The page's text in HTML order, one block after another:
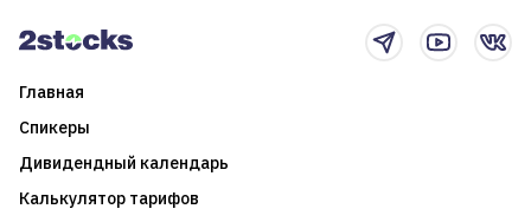
Главная
Спикеры
Дивидендный календарь
Калькулятор тарифов